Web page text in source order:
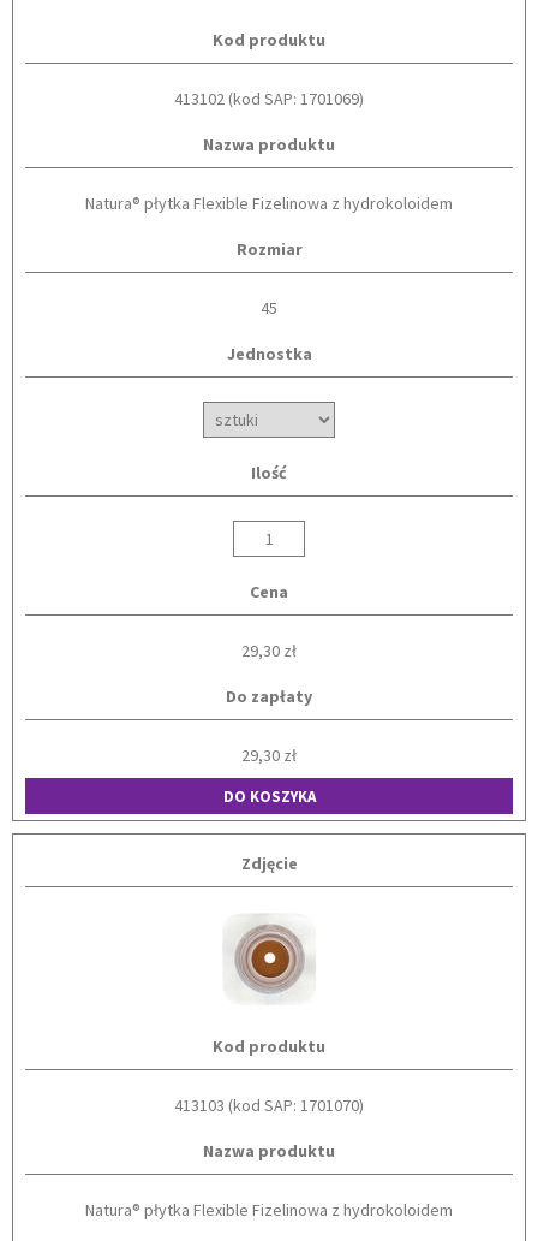
Kod produktu
413102 (kod SAP: 1701069)
Nazwa produktu
Natura® płytka Flexible Fizelinowa z hydrokoloidem
Rozmiar
45
Jednostka
Ilość
Cena
29,30 zł
Do zapłaty
29,30 zł
DO KOSZYKA
Zdjęcie
Kod produktu
413103 (kod SAP: 1701070)
Nazwa produktu
Natura® płytka Flexible Fizelinowa z hydrokoloidem